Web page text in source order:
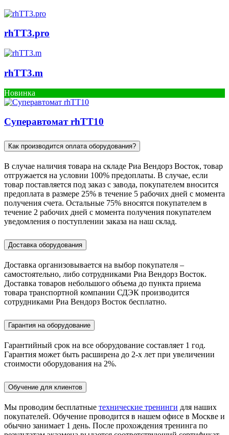
rhTT3.pro
rhTT3.m
Новинка
Cуперавтомат rhTT10
Как производится оплата оборудования?
В случае наличия товара на складе Риа Вендорз Восток, товар
отгружается на условии 100% предоплаты. В случае, если
товар поставляется под заказ c завода, покупателем вносится
предоплата в размере 25% в течение 5 рабочих дней с момента
получения счета. Остальные 75% вносятся покупателем в
течение 2 рабочих дней с момента получения покупателем
уведомления о поступлении заказа на наш склад.
Доставка оборудования
Доставка организовывается на выбор покупателя –
самостоятельно, либо сотрудниками Риа Вендорз Восток.
Доставка товаров небольшого объема до пункта приема
товара транспортной компании СДЭК производится
сотрудниками Риа Вендорз Восток бесплатно.
Гарантия на оборудование
Гарантийный срок на все оборудование составляет 1 год.
Гарантия может быть расширена до 2-х лет при увеличении
стоимости оборудования на 2%.
Обучение для клиентов
Мы проводим бесплатные технические тренинги для наших
покупателей. Обучение проводится в нашем офисе в Москве и
обычно занимает 1 день. После прохождения тренинга по